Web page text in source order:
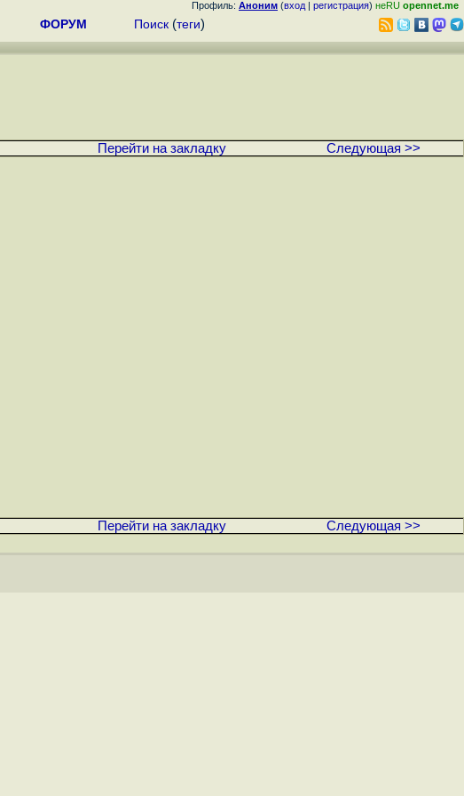
Профиль: Аноним (вход | регистрация) неRU opennet.me
ФОРУМ Поиск (теги)
Перейти на закладку Следующая >>
Перейти на закладку Следующая >>